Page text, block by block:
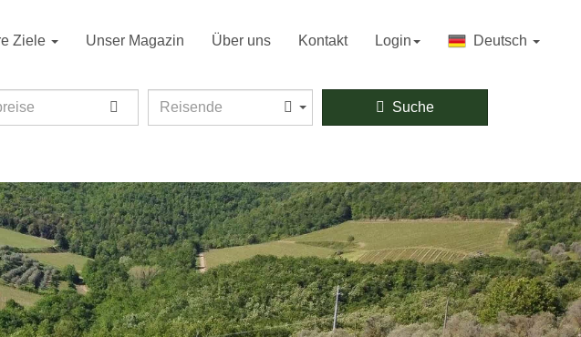
Ziele Unser Magazin Über uns Kontakt Login Deutsch
Reisende
Reisende Suche